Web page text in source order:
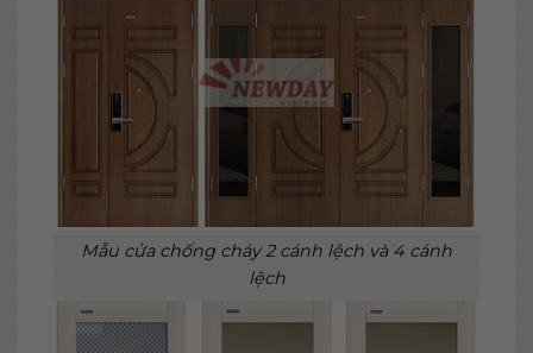
Mẫu cửa chống cháy 2 cánh lệch và 4 cánh
lệch